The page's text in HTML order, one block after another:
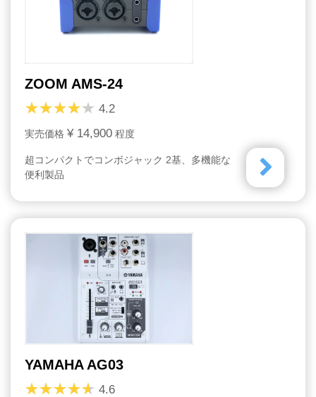
ZOOM AMS-24
4.2
実売価格 ¥ 14,900 程度
超コンパクトでコンボジャック 2基、多機能な
便利製品
YAMAHA AG03
4.6